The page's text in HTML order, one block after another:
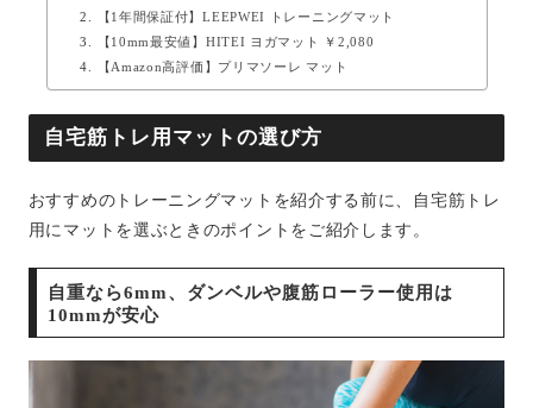
【1年間保証付】LEEPWEI トレーニングマット
【10mm最安値】HITEI ヨガマット ￥2,080
【Amazon高評価】プリマソーレ マット
自宅筋トレ用マットの選び方
おすすめのトレーニングマットを紹介する前に、自宅筋トレ
用にマットを選ぶときのポイントをご紹介します。
自重なら6mm、ダンベルや腹筋ローラー使用は
10mmが安心